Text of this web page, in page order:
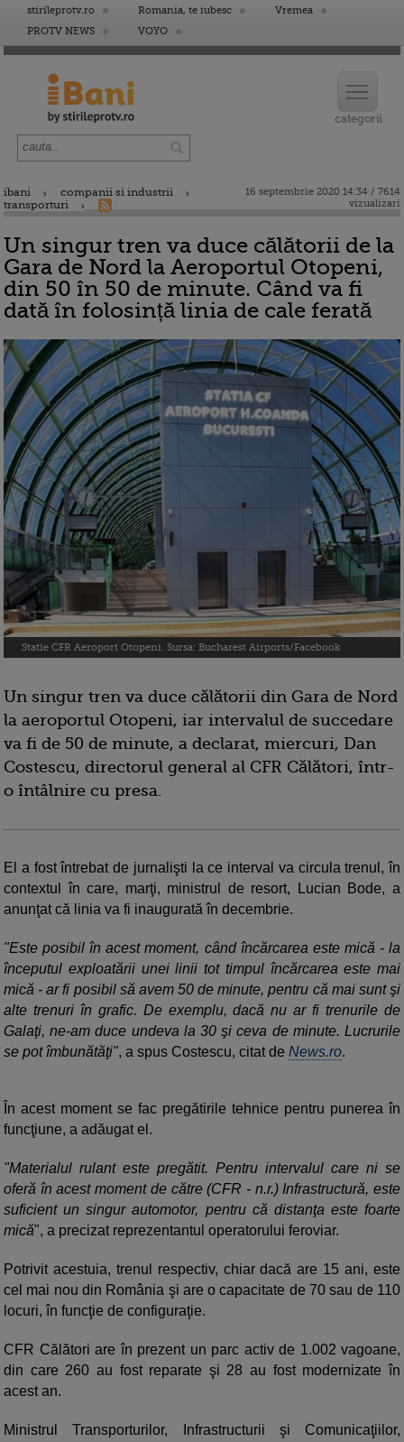
stirileprotv.ro Romania, te iubesc
Vremea
PROTV NEWS
VOYO
ibani
companii si industrii
transporturi
16 septembrie 2020 14:34 / 7614
vizualizari
Un singur tren va duce călătorii de la
Gara de Nord la Aeroportul Otopeni,
din 50 în 50 de minute. Când va fi
dată în folosință linia de cale ferată
Statie CFR Aeroport Otopeni. Sursa: Bucharest Airports/Facebook
Un singur tren va duce călătorii din Gara de Nord
la aeroportul Otopeni, iar intervalul de succedare
va fi de 50 de minute, a declarat, miercuri, Dan
Costescu, directorul general al CFR Călători, într-
o întâlnire cu presa.
El a fost întrebat de jurnalişti la ce interval va circula trenul, în
contextul în care, marţi, ministrul de resort, Lucian Bode, a
anunţat că linia va fi inaugurată în decembrie.
"Este posibil în acest moment, când încărcarea este mică - la
începutul exploatării unei linii tot timpul încărcarea este mai
mică - ar fi posibil să avem 50 de minute, pentru că mai sunt şi
alte trenuri în grafic. De exemplu, dacă nu ar fi trenurile de
Galaţi, ne-am duce undeva la 30 şi ceva de minute. Lucrurile
se pot îmbunătăţi", a spus Costescu, citat de News.ro.
În acest moment se fac pregătirile tehnice pentru punerea în
funcţiune, a adăugat el.
"Materialul rulant este pregătit. Pentru intervalul care ni se
oferă în acest moment de către (CFR - n.r.) Infrastructură, este
suficient un singur automotor, pentru că distanţa este foarte
mică", a precizat reprezentantul operatorului feroviar.
Potrivit acestuia, trenul respectiv, chiar dacă are 15 ani, este
cel mai nou din România şi are o capacitate de 70 sau de 110
locuri, în funcţie de configuraţie.
CFR Călători are în prezent un parc activ de 1.002 vagoane,
din care 260 au fost reparate şi 28 au fost modernizate în
acest an.
Ministrul Transporturilor, Infrastructurii şi Comunicaţiilor,